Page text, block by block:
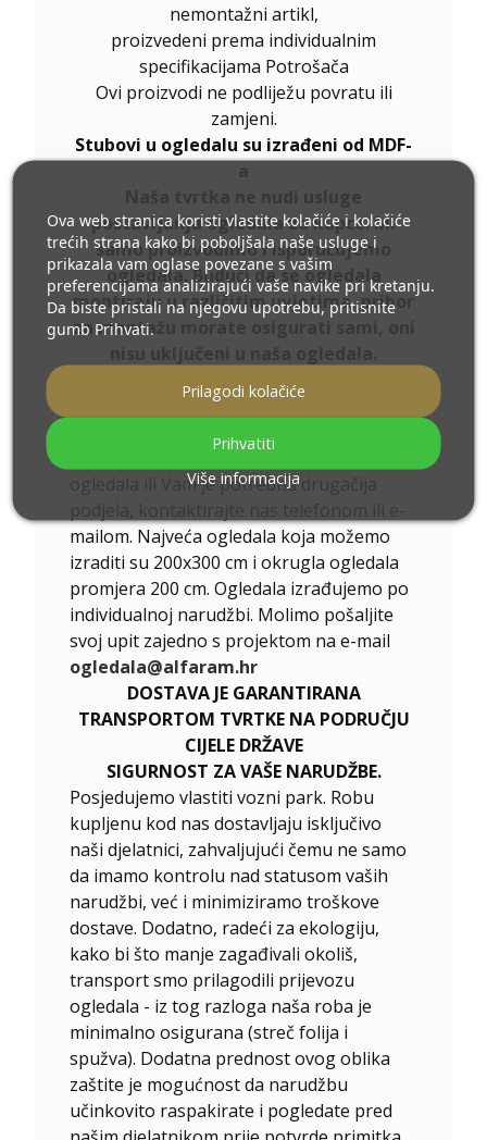
nemontažni artikl,
proizvedeni prema individualnim
specifikacijama Potrošača
Ovi proizvodi ne podliježu povratu ili
zamjeni.
Stubovi u ogledalu su izrađeni od MDF-
postavljanja ogledala za kupce. Mi
samo proizvodimo i isporučujemo
ogledala. Budući da se ogledala
montiraju u različitim uvjetima, pribor
za montažu morate osigurati sami, oni
Prilikom odabira ogledala, preporučujemo
da konfigurirate ogledalo i odaberete
dodatnu opremu
Ukoliko niste pronašli željenu veličinu
ogledala ili Vam je potrebna drugačija
mailom. Najveća ogledala koja možemo
izraditi su 200x300 cm i okrugla ogledala
promjera 200 cm. Ogledala izrađujemo po
individualnoj narudžbi. Molimo pošaljite
svoj upit zajedno s projektom na e-mail
ogledala@alfaram.hr
DOSTAVA JE GARANTIRANA
TRANSPORTOM TVRTKE NA PODRUČJU
CIJELE DRŽAVE
SIGURNOST ZA VAŠE NARUDŽBE.
Posjedujemo vlastiti vozni park. Robu
kupljenu kod nas dostavljaju isključivo
naši djelatnici, zahvaljujući čemu ne samo
da imamo kontrolu nad statusom vaših
narudžbi, već i minimiziramo troškove
dostave. Dodatno, radeći za ekologiju,
kako bi što manje zagađivali okoliš,
transport smo prilagodili prijevozu
ogledala - iz tog razloga naša roba je
minimalno osigurana (streč folija i
spužva). Dodatna prednost ovog oblika
zaštite je mogućnost da narudžbu
učinkovito raspakirate i pogledate pred
Ova web stranica koristi vlastite kolačiće i kolačiće
trećih strana kako bi poboljšala naše usluge i
prikazala vam oglase povezane s vašim
preferencijama analizirajući vaše navike pri kretanju.
Da biste pristali na njegovu upotrebu, pritisnite
gumb Prihvati.
Više informacija
Prilagodi kolačiće
Prihvatiti